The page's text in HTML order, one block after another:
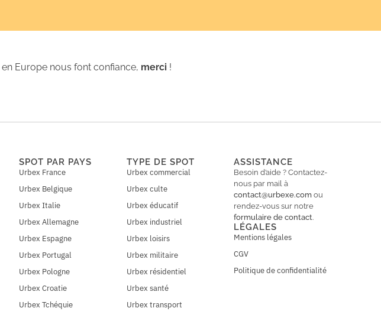
en Europe nous font confiance, merci !
SPOT PAR PAYS
Urbex France
Urbex Belgique
Urbex Italie
Urbex Allemagne
Urbex Espagne
Urbex Portugal
Urbex Pologne
Urbex Croatie
Urbex Tchéquie
TYPE DE SPOT
Urbex commercial
Urbex culte
Urbex éducatif
Urbex industriel
Urbex loisirs
Urbex militaire
Urbex résidentiel
Urbex santé
Urbex transport
ASSISTANCE
Besoin d’aide ? Contactez-
nous par mail à
contact@urbexe.com ou
rendez-vous sur notre
formulaire de contact.
LÉGALES
Mentions légales
CGV
Politique de confidentialité